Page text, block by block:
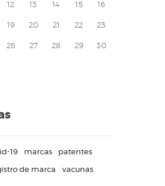
12 13 14 15 16
19 20 21 22 23
26 27 28 29 30
19 marcas patentes
de marca vacunas